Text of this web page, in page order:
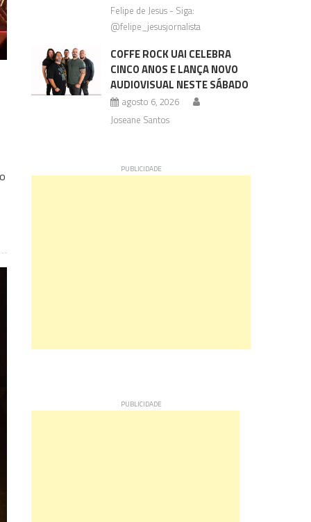
Felipe de Jesus - Siga:
@felipe_jesusjornalista
COFFE ROCK UAI CELEBRA
CINCO ANOS E LANÇA NOVO
AUDIOVISUAL NESTE SÁBADO
agosto 6, 2026
Joseane Santos